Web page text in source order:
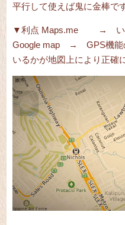
平行して使えば鬼に金棒で
▼利点 Maps.me → いつ
Google map → GPS機能
いるかが地図上により正確